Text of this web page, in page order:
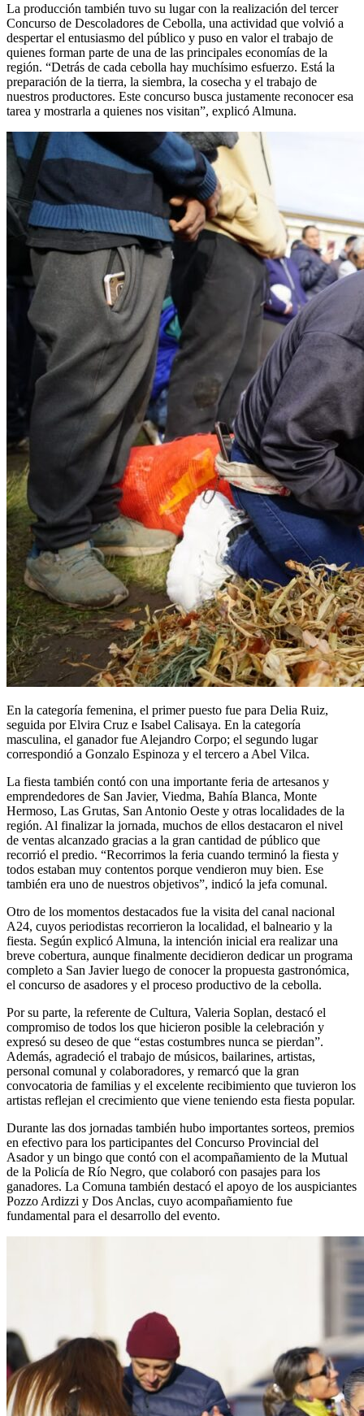
La producción también tuvo su lugar con la realización del tercer
Concurso de Descoladores de Cebolla, una actividad que volvió a
despertar el entusiasmo del público y puso en valor el trabajo de
quienes forman parte de una de las principales economías de la
región. “Detrás de cada cebolla hay muchísimo esfuerzo. Está la
preparación de la tierra, la siembra, la cosecha y el trabajo de
nuestros productores. Este concurso busca justamente reconocer esa
tarea y mostrarla a quienes nos visitan”, explicó Almuna.
En la categoría femenina, el primer puesto fue para Delia Ruiz,
seguida por Elvira Cruz e Isabel Calisaya. En la categoría
masculina, el ganador fue Alejandro Corpo; el segundo lugar
correspondió a Gonzalo Espinoza y el tercero a Abel Vilca.
La fiesta también contó con una importante feria de artesanos y
emprendedores de San Javier, Viedma, Bahía Blanca, Monte
Hermoso, Las Grutas, San Antonio Oeste y otras localidades de la
región. Al finalizar la jornada, muchos de ellos destacaron el nivel
de ventas alcanzado gracias a la gran cantidad de público que
recorrió el predio. “Recorrimos la feria cuando terminó la fiesta y
todos estaban muy contentos porque vendieron muy bien. Ese
también era uno de nuestros objetivos”, indicó la jefa comunal.
Otro de los momentos destacados fue la visita del canal nacional
A24, cuyos periodistas recorrieron la localidad, el balneario y la
fiesta. Según explicó Almuna, la intención inicial era realizar una
breve cobertura, aunque finalmente decidieron dedicar un programa
completo a San Javier luego de conocer la propuesta gastronómica,
el concurso de asadores y el proceso productivo de la cebolla.
Por su parte, la referente de Cultura, Valeria Soplan, destacó el
compromiso de todos los que hicieron posible la celebración y
expresó su deseo de que “estas costumbres nunca se pierdan”.
Además, agradeció el trabajo de músicos, bailarines, artistas,
personal comunal y colaboradores, y remarcó que la gran
convocatoria de familias y el excelente recibimiento que tuvieron los
artistas reflejan el crecimiento que viene teniendo esta fiesta popular.
Durante las dos jornadas también hubo importantes sorteos, premios
en efectivo para los participantes del Concurso Provincial del
Asador y un bingo que contó con el acompañamiento de la Mutual
de la Policía de Río Negro, que colaboró con pasajes para los
ganadores. La Comuna también destacó el apoyo de los auspiciantes
Pozzo Ardizzi y Dos Anclas, cuyo acompañamiento fue
fundamental para el desarrollo del evento.